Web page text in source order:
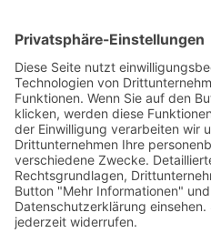
und individuelle
Augenprobleme zu
Bad Sassendorfhingegen
die Gesundheit und das
zu betreuen. Sie bieten
Vorsorgeuntersuchungen,
von akuten und
Beratung für Eltern in
medizinischen Bereichen
Bad Sassendorf sind